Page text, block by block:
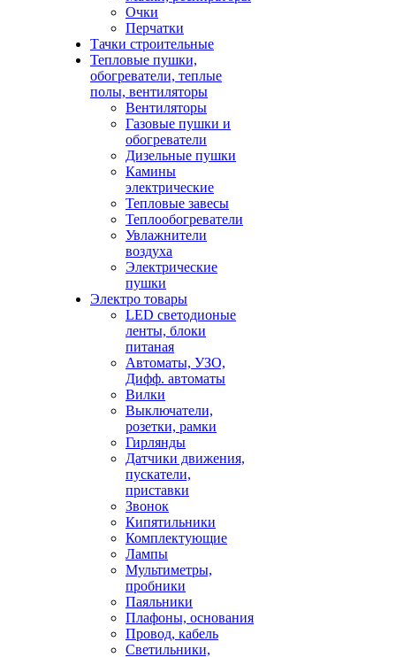
Очки
Перчатки
Тачки строительные
Тепловые пушки,
обогреватели, теплые
полы, вентиляторы
Вентиляторы
Газовые пушки и
обогреватели
Дизельные пушки
Камины
электрические
Тепловые завесы
Теплообогреватели
Увлажнители
воздуха
Электрические
пушки
Электро товары
LED светодионые
ленты, блоки
питаная
Автоматы, УЗО,
Дифф. автоматы
Вилки
Выключатели,
розетки, рамки
Гирлянды
Датчики движения,
пускатели,
приставки
Звонок
Кипятильники
Комплектующие
Лампы
Мультиметры,
пробники
Паяльники
Плафоны, основания
Провод, кабель
Светильники,